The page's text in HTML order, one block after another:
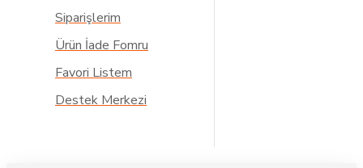
Siparişlerim
Ürün İade Fomru
Favori Listem
Destek Merkezi